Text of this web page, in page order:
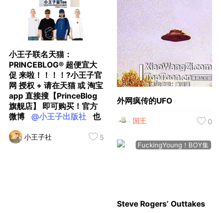
小王子联名天猫：
PRINCEBLOG® 超便宜大
促 来啦！！！！?小王子官
网 授权 + 请在天猫 或 淘宝
app 直接搜【PrinceBlog
旗舰店】 即可购买！官方
微博
@小王子出版社
也
买 戳：
https://weibo.com/3062369367/LxSaV2dqT?
小王子社 5
外网疯传的UFO
国王 0
FuckingYoung！BOY集
Steve Rogers’ Outtakes